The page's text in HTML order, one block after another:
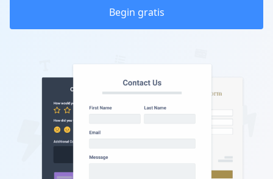
Begin gratis